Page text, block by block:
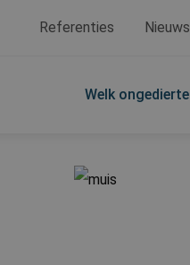
Referenties Nieuws
Welk